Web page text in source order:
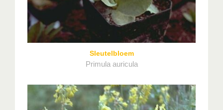
Sleutelbloem
Primula auricula